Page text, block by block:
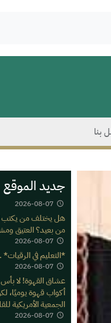
بنا
جديد الموقع
2026-08-07
هل يختلف من يكتب
من بعيد؟ العتيق
2026-08-07
*التعليم في الرقيات* .
2026-08-07
عشاق القهوة! لا
أكواب قهوة يوميََا،
الجمعية الأمريكية
2026-08-07